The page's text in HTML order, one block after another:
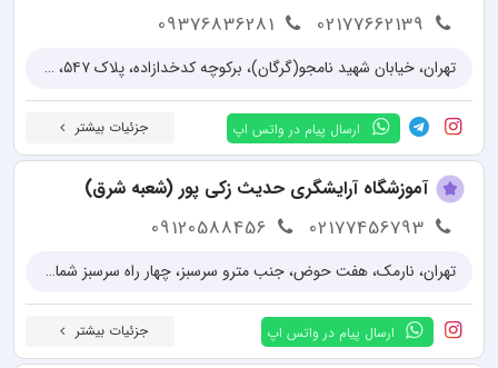
02177662139
09376836281
تهران، خیابان شهید نامجو(گرگان)، برکوچه کدخدازاده، پلاک ۵۴۷، ساختمان امداد، طبقه ۴، واحد۱۳
ارسال پیام در واتس اپ جزئیات بیشتر
آموزشگاه آرایشگری حدیث زکی پور (شعبه شرق)
02177456793
09120588456
تهران، نارمک، هفت حوض، جنب مترو سرسبز، چهار راه سرسبز شمالی، پلاک 713، طبقه 2، واحد 4
ارسال پیام در واتس اپ جزئیات بیشتر